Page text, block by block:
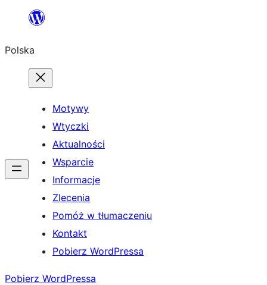
Przejdź
treści
Polska
Motywy
Wtyczki
Aktualności
Wsparcie
Informacje
Zlecenia
Pomóż w tłumaczeniu
Kontakt
Pobierz WordPressa
Pobierz WordPressa